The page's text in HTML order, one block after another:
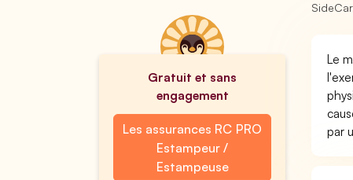
Gratuit et sans
engagement
Les assurances RC PRO
Estampeur /
Estampeuse
Le
par